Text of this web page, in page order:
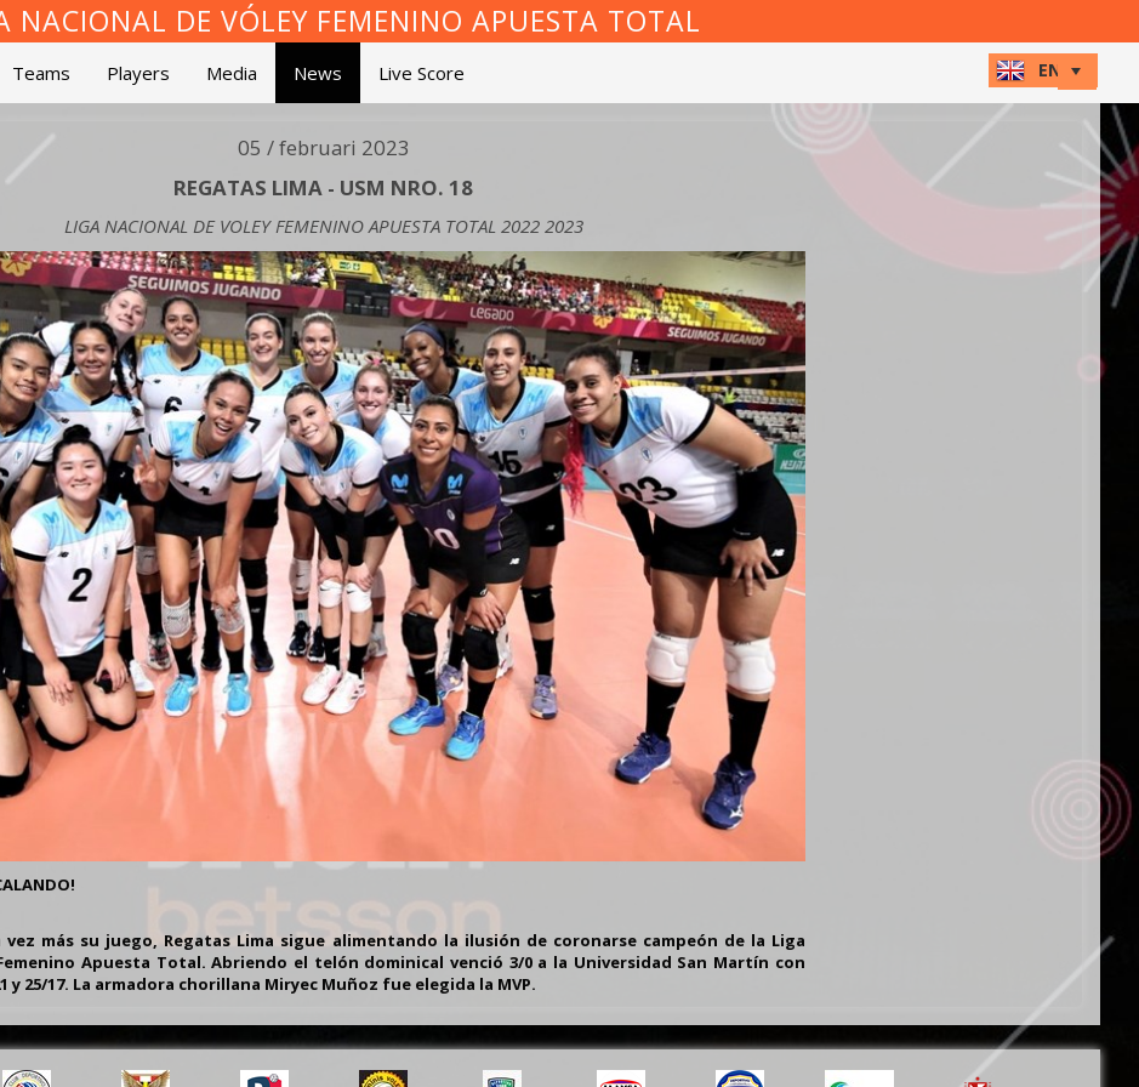
NACIONAL DE VÓLEY FEMENINO APUESTA TOTAL
Teams Players Media News Live Score
05 / februari 2023
REGATAS LIMA - USM NRO. 18
LIGA NACIONAL DE VOLEY FEMENINO APUESTA TOTAL 2022 2023
vez más su juego, Regatas Lima sigue alimentando la ilusión de coronarse campeón de la Liga
Apuesta Total. Abriendo el telón dominical venció 3/0 a la Universidad San Martín con
y 25/17. La armadora chorillana Miryec Muñoz fue elegida la MVP.